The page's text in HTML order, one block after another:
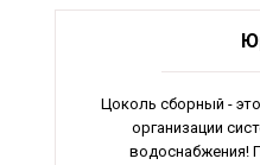
Цоколь сборный -
организации
водоснабжения!